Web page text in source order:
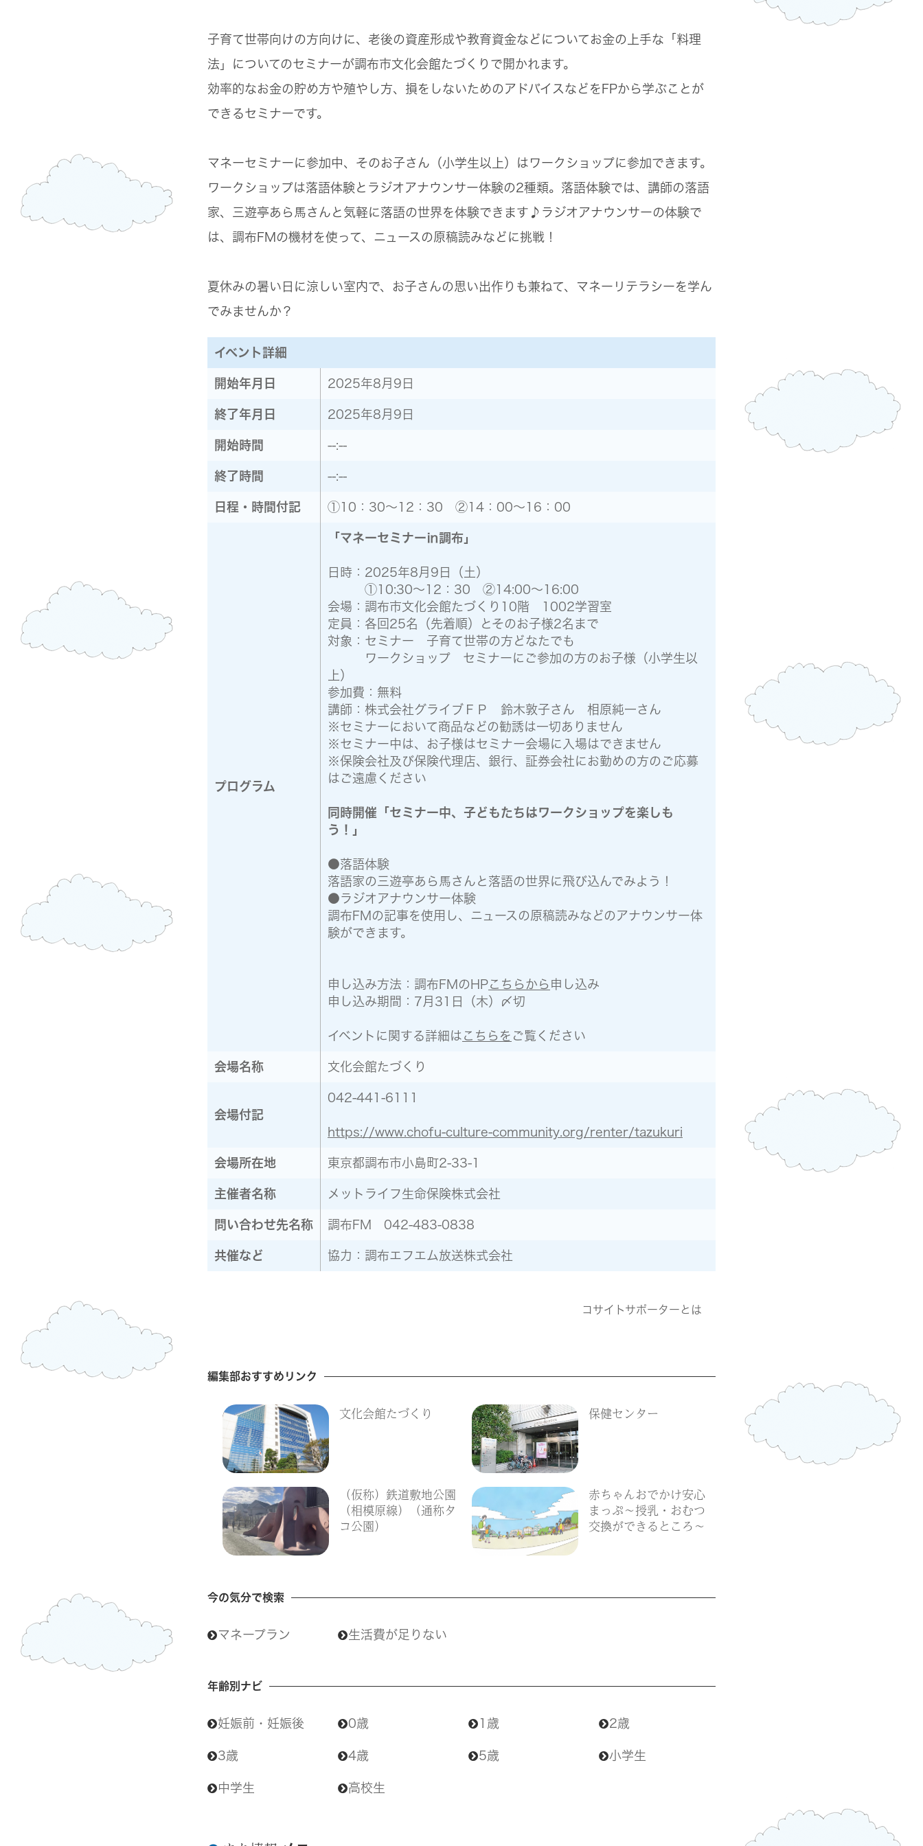
子育て世帯向けの方向けに、老後の資産形成や教育資金などについてお金の上手な「料理
法」についてのセミナーが調布市文化会館たづくりで開かれます。
効率的なお金の貯め方や殖やし方、損をしないためのアドバイスなどをFPから学ぶことが
できるセミナーです。
マネーセミナーに参加中、そのお子さん（小学生以上）はワークショップに参加できます。
ワークショップは落語体験とラジオアナウンサー体験の2種類。落語体験では、講師の落語
家、三遊亭あら馬さんと気軽に落語の世界を体験できます♪ラジオアナウンサーの体験で
は、調布FMの機材を使って、ニュースの原稿読みなどに挑戦！
夏休みの暑い日に涼しい室内で、お子さんの思い出作りも兼ねて、マネーリテラシーを学ん
でみませんか？
イベント詳細
開始年月日 2025年8月9日
終了年月日 2025年8月9日
開始時間 --:--
終了時間 --:--
日程・時間付記 ①10：30～12：30 ②14：00～16：00
プログラム
「マネーセミナー㏌調布」
日時：2025年8月9日（土）
①10:30～12：30 ②14:00～16:00
会場：調布市文化会館たづくり10階 1002学習室
定員：各回25名（先着順）とそのお子様2名まで
対象：セミナー 子育て世帯の方どなたでも
ワークショップ セミナーにご参加の方のお子様（小学生以
上）
参加費：無料
講師：株式会社グライブＦＰ 鈴木敦子さん 相原純一さん
※セミナーにおいて商品などの勧誘は一切ありません
※セミナー中は、お子様はセミナー会場に入場はできません
※保険会社及び保険代理店、銀行、証券会社にお勤めの方のご応募
はご遠慮ください
同時開催「セミナー中、子どもたちはワークショップを楽しも
う！」
●落語体験
落語家の三遊亭あら馬さんと落語の世界に飛び込んでみよう！
●ラジオアナウンサー体験
調布FMの記事を使用し、ニュースの原稿読みなどのアナウンサー体
験ができます。
申し込み方法：調布FMのHPこちらから 申し込み
申し込み期間：7月31日（木）〆切
イベントに関する詳細は こちらを ご覧ください
会場名称 文化会館たづくり
会場付記
042-441-6111
https://www.chofu-culture-community.org/renter/tazukuri
会場所在地 東京都調布市小島町2-33-1
主催者名称 メットライフ生命保険株式会社
問い合わせ先名称 調布FM 042-483-0838
共催など 協力：調布エフエム放送株式会社
コサイトサポーターとは
編集部おすすめリンク
文化会館たづくり 保健センター
（仮称）鉄道敷地公園
（相模原線）（通称タ
コ公園）
赤ちゃんおでかけ安心
まっぷ〜授乳・おむつ
交換ができるところ〜
今の気分で検索
マネープラン 生活費が足りない
年齢別ナビ
妊娠前・妊娠後 0歳 1歳 2歳
3歳 4歳 5歳 小学生
中学生 高校生